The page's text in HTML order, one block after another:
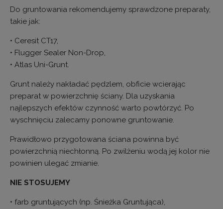
Do gruntowania rekomendujemy sprawdzone preparaty,
takie jak:
• Ceresit CT17,
• Flugger Sealer Non-Drop,
• Atlas Uni-Grunt.
Grunt należy nakładać pędzlem, obficie wcierając
preparat w powierzchnię ściany. Dla uzyskania
najlepszych efektów czynność warto powtórzyć. Po
wyschnięciu zalecamy ponowne gruntowanie.
Prawidłowo przygotowana ściana powinna być
powierzchnią niechłonną. Po zwilżeniu wodą jej kolor nie
powinien ulegać zmianie.
NIE STOSUJEMY
• farb gruntujących (np. Śnieżka Gruntująca),